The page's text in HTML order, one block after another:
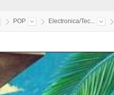
POP Electronica/Tec...